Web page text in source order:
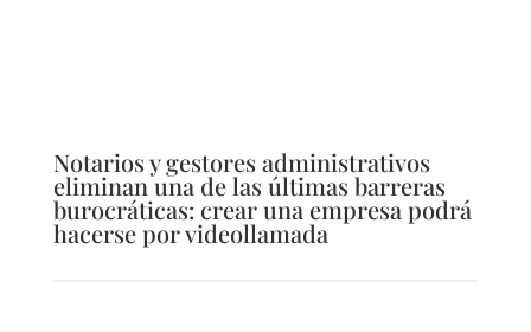
Notarios y gestores administrativos
eliminan una de las últimas barreras
burocráticas: crear una empresa podrá
hacerse por videollamada